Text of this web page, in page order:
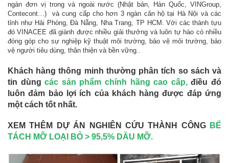
ngàn đơn vị trong và ngoài nước (Nhật bản, Hàn Quốc, VINGroup,
Contecont…) và cung cấp cho hơn 3 ngàn căn hộ tại Hà Nội và các
tỉnh như Hải Phòng, Đà Nẵng, Nha Trang, TP HCM. Với các thành tựu
đó VINACEE đã giành được nhiều giải thưởng và luôn tự hào có nhiều
đóng góp cho sự nghiệp kỹ thuật môi trường, bảo vệ môi trường, bảo
vệ người tiêu dùng, thân thiện và bền vững..
Khách hàng thông minh thường phân tích so sách và
tin dùngcác sản phẩm chính hãng cao cấp,điều đó
luôn đảm bảo lợi ích của khách hàng được đáp ứng
một cách tốt nhất.
XEM THÊM DỰ ÁN NGHIÊN CỨU THÀNH CÔNG BỂ
TÁCH MỠ LOẠI BỎ > 95,5% DẦU MỠ.